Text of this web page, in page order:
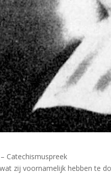
Catechismuspreek
zij voornamelijk hebben te